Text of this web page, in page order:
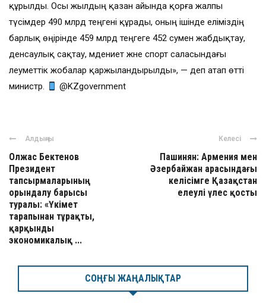
құрылды. Осы жылдың қазан айында қорға жалпы
түсімдер 490 млрд теңгені құрады, оның ішінде еліміздің
барлық өңірінде 459 млрд теңгеге 452 сумен жабдықтау,
денсаулық сақтау, мәдениет және спорт саласындағы
әлеуметтік жобалар қаржыландырылды», — деп атап өтті
министр.
@KZgovernment
Алдыңғы
Олжас Бектенов
Президент
тапсырмаларының
орындалу барысы
туралы: «Үкімет
тарапынан тұрақты,
қарқынды
экономикалық ...
Келесі
Пашинян: Армения мен
Әзербайжан арасындағы
келісімге Қазақстан
елеулі үлес қосты
СОҢҒЫ ЖАҢАЛЫҚТАР